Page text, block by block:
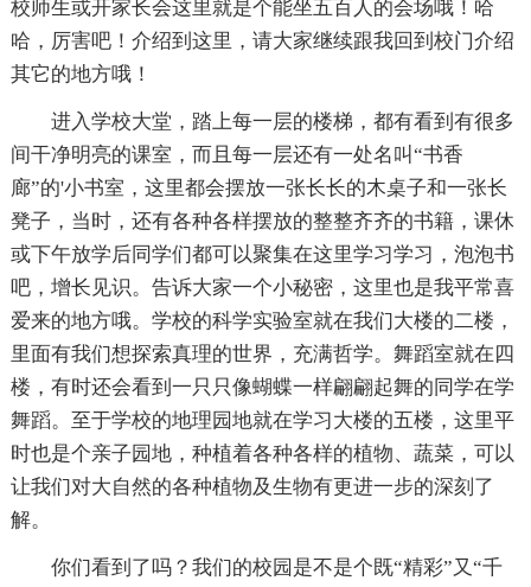
校师生或开家长会这里就是个能坐五百人的会场哦！哈
哈，厉害吧！介绍到这里，请大家继续跟我回到校门介绍
其它的地方哦！
进入学校大堂，踏上每一层的楼梯，都有看到有很多
间干净明亮的课室，而且每一层还有一处名叫“书香
廊”的'小书室，这里都会摆放一张长长的木桌子和一张长
凳子，当时，还有各种各样摆放的整整齐齐的书籍，课休
或下午放学后同学们都可以聚集在这里学习学习，泡泡书
吧，增长见识。告诉大家一个小秘密，这里也是我平常喜
爱来的地方哦。学校的科学实验室就在我们大楼的二楼，
里面有我们想探索真理的世界，充满哲学。舞蹈室就在四
楼，有时还会看到一只只像蝴蝶一样翩翩起舞的同学在学
舞蹈。至于学校的地理园地就在学习大楼的五楼，这里平
时也是个亲子园地，种植着各种各样的植物、蔬菜，可以
让我们对大自然的各种植物及生物有更进一步的深刻了
解。
你们看到了吗？我们的校园是不是个既“精彩”又“千